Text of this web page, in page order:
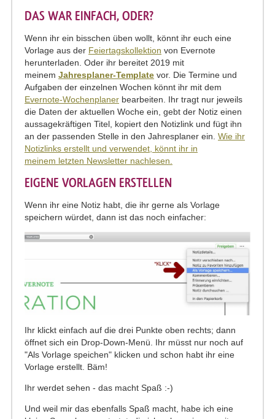
DAS WAR EINFACH, ODER?
Wenn ihr ein bisschen üben wollt, könnt ihr euch eine
Vorlage aus der Feiertagskollektion von Evernote
herunterladen. Oder ihr bereitet 2019 mit
meinem Jahresplaner-Template vor. Die Termine und
Aufgaben der einzelnen Wochen könnt ihr mit dem
Evernote-Wochenplaner bearbeiten. Ihr tragt nur jeweils
die Daten der aktuellen Woche ein, gebt der Notiz einen
aussagekräftigen Titel, kopiert den Notizlink und fügt ihn
an der passenden Stelle in den Jahresplaner ein. Wie ihr
Notizlinks erstellt und verwendet, könnt ihr in
meinem letzten Newsletter nachlesen.
EIGENE VORLAGEN ERSTELLEN
Wenn ihr eine Notiz habt, die ihr gerne als Vorlage
speichern würdet, dann ist das noch einfacher:
Ihr klickt einfach auf die drei Punkte oben rechts; dann
öffnet sich ein Drop-Down-Menü. Ihr müsst nur noch auf
"Als Vorlage speichen" klicken und schon habt ihr eine
Vorlage erstellt. Bäm!
Ihr werdet sehen - das macht Spaß :-)
Und weil mir das ebenfalls Spaß macht, habe ich eine